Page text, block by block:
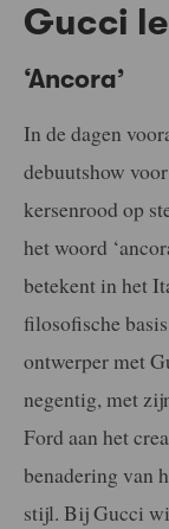
Gucci
‘Ancora’
In de dagen
debuutshow
kersenrood op
het woord
betekent in het
filosofische
ontwerper met
negentig, met
Ford aan het
benadering van
stijl. Bij Gucci